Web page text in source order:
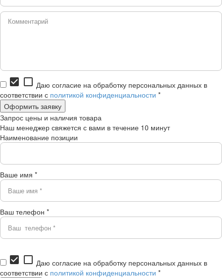
check_box check_box_outline_blank Даю согласие на обработку персональных данных в
соответствии с политикой конфиденциальности *
Запрос цены и наличия товара
Наш менеджер свяжется с вами в течение 10 минут
Наименование позиции
Ваше имя *
Ваш телефон *
check_box check_box_outline_blank Даю согласие на обработку персональных данных в
соответствии с политикой конфиденциальности *